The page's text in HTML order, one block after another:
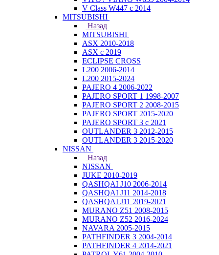
V Class W447 с 2014
MITSUBISHI
Назад
MITSUBISHI
ASX 2010-2018
ASX с 2019
ECLIPSE CROSS
L200 2006-2014
L200 2015-2024
PAJERO 4 2006-2022
PAJERO SPORT 1 1998-2007
PAJERO SPORT 2 2008-2015
PAJERO SPORT 2015-2020
PAJERO SPORT 3 с 2021
OUTLANDER 3 2012-2015
OUTLANDER 3 2015-2020
NISSAN
Назад
NISSAN
JUKE 2010-2019
QASHQAI J10 2006-2014
QASHQAI J11 2014-2018
QASHQAI J11 2019-2021
MURANO Z51 2008-2015
MURANO Z52 2016-2024
NAVARA 2005-2015
PATHFINDER 3 2004-2014
PATHFINDER 4 2014-2021